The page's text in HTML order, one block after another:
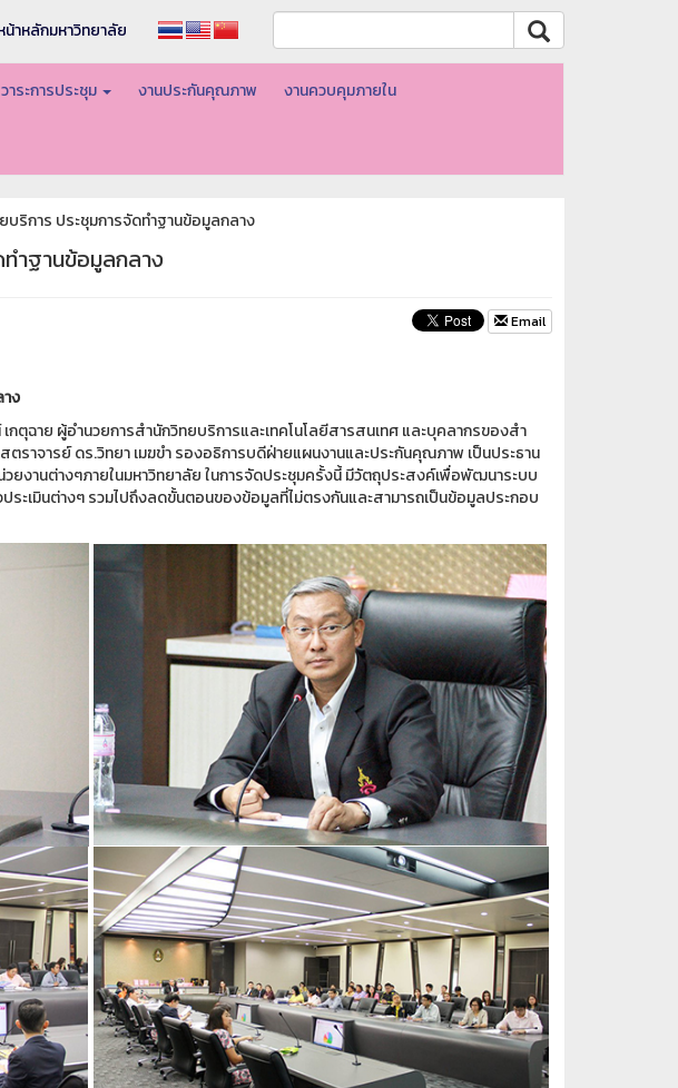
น้าหลักมหาวิทยาลัย
วาระการประชุม งานประกันคุณภาพ งานควบคุมภายใน
ริการ ประชุมการจัดทำฐานข้อมูลกลาง
ำฐานข้อมูลกลาง
Email
ง
ตุฉาย ผู้อำนวยการสำนักวิทยบริการและเทคโนโลยีสารสนเทศ และบุคลากรของสำ
ราจารย์ ดร.วิทยา เมฆขำ รองอธิการบดีฝ่ายแผนงานและประกันคุณภาพ เป็นประธาน
งานต่างๆภายในมหาวิทยาลัย ในการจัดประชุมครั้งนี้ มีวัตถุประสงค์เพื่อพัฒนาระบบ
ะเมินต่างๆ รวมไปถึงลดขั้นตอนของข้อมูลที่ไม่ตรงกันและสามารถเป็นข้อมูลประกอบ